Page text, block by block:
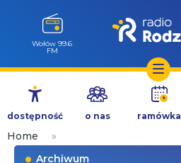
Przejdź
treści
Wołów 99.6
FM
dostępność o nas ramówka
Home
»
Archiwum